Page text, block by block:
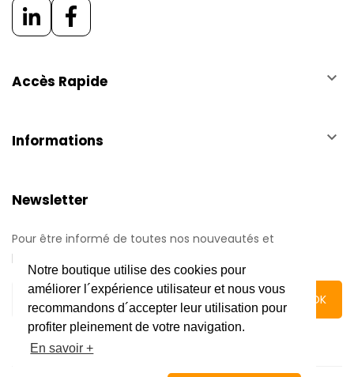
Notre boutique utilise des cookies pour
améliorer l´expérience utilisateur et nous vous
recommandons d´accepter leur utilisation pour
profiter pleinement de votre navigation.
En savoir +
Accès Rapide keyboard_arrow_down
Informations keyboard_arrow_down
Newsletter
Pour être informé de toutes nos nouveautés et
promotions.